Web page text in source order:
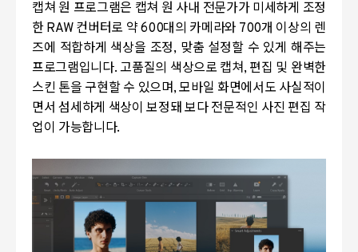
캡쳐 원 프로그램은 캡쳐 원 사내 전문가가 미세하게 조정
한 RAW 컨버터로 약600대의 카메라와 700개 이상의 렌
즈에 적합하게 색상을 조정, 맞춤 설정할 수 있게 해주는
프로그램입니다.고품질의 색상으로 캡쳐, 편집 및 완벽한
스킨 톤을 구현할 수 있으며,모바일 화면에서도 사실적이
면서 섬세하게 색상이 보정돼 보다 전문적인 사진 편집 작
업이 가능합니다.